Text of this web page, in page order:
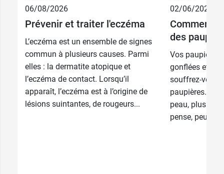
100 g 7,99 €
14,99 €
8,99 €
13,99 €
13,99 €
06/08/2026
Prévenir et traiter l'eczéma
L’eczéma est un ensemble de signes
commun à plusieurs causes. Parmi
elles : la dermatite atopique et
l’eczéma de contact. Lorsqu’il
apparaît, l’eczéma est à l’origine de
lésions suintantes, de rougeurs...
02/06/2026
Comment
des
Vos paupières
gonflées et
souffrez-vous
paupières.
peau, plus
pense, peut